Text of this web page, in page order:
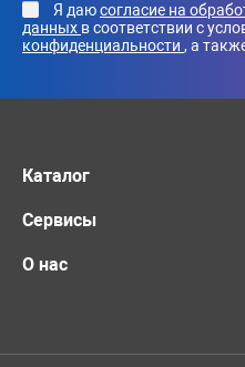
Я даюсогласие на
данных в соответствии с
конфиденциальности , а
Каталог
Сервисы
О нас